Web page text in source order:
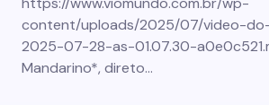
content/uploads/2025/07/video-
2025-07-28-as-01.07.30-
Mandarino*, direto…